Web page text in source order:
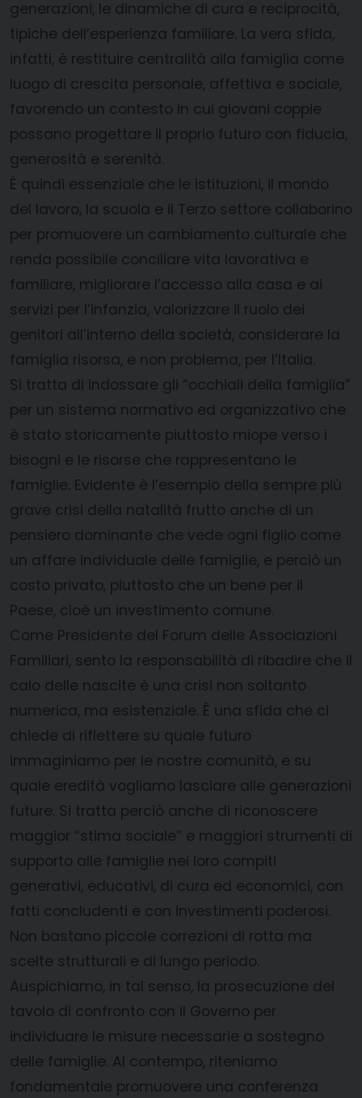
generazioni, le dinamiche di cura e reciprocità,
tipiche dell’esperienza familiare. La vera sfida,
infatti, è restituire centralità alla famiglia come
luogo di crescita personale, affettiva e sociale,
favorendo un contesto in cui giovani coppie
possano progettare il proprio futuro con fiducia,
generosità e serenità.
È quindi essenziale che le istituzioni, il mondo
del lavoro, la scuola e il Terzo settore collaborino
per promuovere un cambiamento culturale che
renda possibile conciliare vita lavorativa e
familiare, migliorare l’accesso alla casa e ai
servizi per l’infanzia, valorizzare il ruolo dei
genitori all’interno della società, considerare la
famiglia risorsa, e non problema, per l’Italia.
Si tratta di indossare gli “occhiali della famiglia”
per un sistema normativo ed organizzativo che
è stato storicamente piuttosto miope verso i
bisogni e le risorse che rappresentano le
famiglie. Evidente è l’esempio della sempre più
grave crisi della natalità frutto anche di un
pensiero dominante che vede ogni figlio come
un affare individuale delle famiglie, e perciò un
costo privato, piuttosto che un bene per il
Paese, cioè un investimento comune.
Come Presidente del Forum delle Associazioni
Familiari, sento la responsabilità di ribadire che il
calo delle nascite è una crisi non soltanto
numerica, ma esistenziale. È una sfida che ci
chiede di riflettere su quale futuro
immaginiamo per le nostre comunità, e su
quale eredità vogliamo lasciare alle generazioni
future. Si tratta perciò anche di riconoscere
maggior “stima sociale” e maggiori strumenti di
supporto alle famiglie nei loro compiti
generativi, educativi, di cura ed economici, con
fatti concludenti e con investimenti poderosi.
Non bastano piccole correzioni di rotta ma
scelte strutturali e di lungo periodo.
Auspichiamo, in tal senso, la prosecuzione del
tavolo di confronto con il Governo per
individuare le misure necessarie a sostegno
delle famiglie. Al contempo, riteniamo
fondamentale promuovere una conferenza